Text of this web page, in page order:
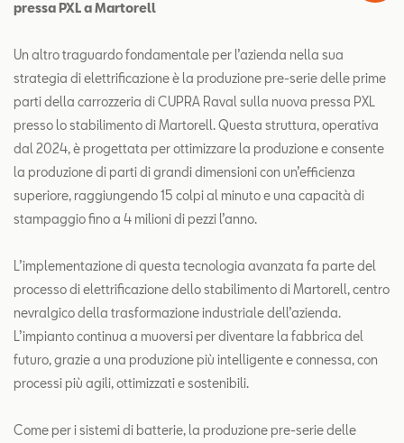
pressa PXL a Martorell
Un altro traguardo fondamentale per l’azienda nella sua
strategia di elettrificazione è la produzione pre-serie delle prime
parti della carrozzeria di CUPRA Raval sulla nuova pressa PXL
presso lo stabilimento di Martorell. Questa struttura, operativa
dal 2024, è progettata per ottimizzare la produzione e consente
la produzione di parti di grandi dimensioni con un’efficienza
superiore, raggiungendo 15 colpi al minuto e una capacità di
stampaggio fino a 4 milioni di pezzi l’anno.
L’implementazione di questa tecnologia avanzata fa parte del
processo di elettrificazione dello stabilimento di Martorell, centro
nevralgico della trasformazione industriale dell’azienda.
L’impianto continua a muoversi per diventare la fabbrica del
futuro, grazie a una produzione più intelligente e connessa, con
processi più agili, ottimizzati e sostenibili.
Come per i sistemi di batterie, la produzione pre-serie delle